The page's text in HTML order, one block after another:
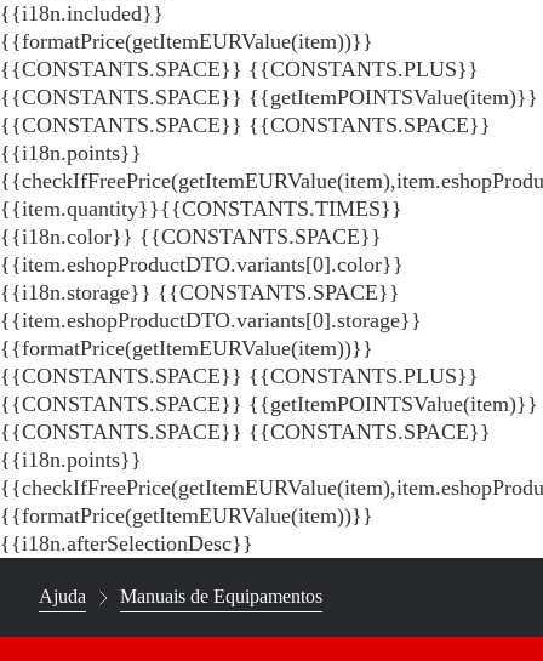
{{i18n.included}}
{{formatPrice(getItemEURValue(item))}}
{{CONSTANTS.SPACE}} {{CONSTANTS.PLUS}}
{{CONSTANTS.SPACE}} {{getItemPOINTSValue(item)}}
{{CONSTANTS.SPACE}} {{CONSTANTS.SPACE}}
{{i18n.points}}
{{item.quantity}}{{CONSTANTS.TIMES}}
{{i18n.color}} {{CONSTANTS.SPACE}}
{{item.eshopProductDTO.variants[0].color}}
{{i18n.storage}} {{CONSTANTS.SPACE}}
{{item.eshopProductDTO.variants[0].storage}}
{{formatPrice(getItemEURValue(item))}}
{{CONSTANTS.SPACE}} {{CONSTANTS.PLUS}}
{{CONSTANTS.SPACE}} {{getItemPOINTSValue(item)}}
{{CONSTANTS.SPACE}} {{CONSTANTS.SPACE}}
{{i18n.points}}
{{formatPrice(getItemEURValue(item))}}
{{i18n.afterSelectionDesc}}
Ajuda Manuais de Equipamentos